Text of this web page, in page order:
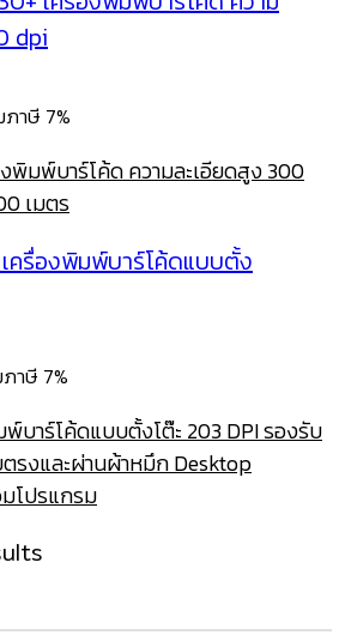
ภาษี 7%
พิมพ์บาร์โค้ด ความละเอียดสูง 300
เมตร
าษี 7%
บาร์โค้ดแบบตั้งโต๊ะ 203 DPI รองรับ
รงและผ่านผ้าหมึก Desktop
โปรแกรม
latest